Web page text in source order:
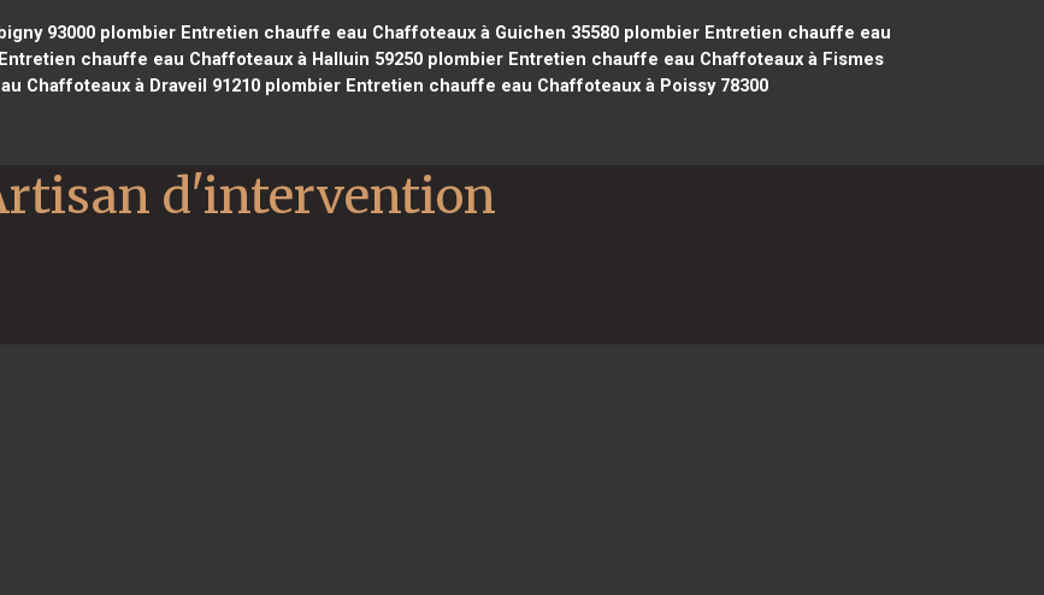
93000plombier Entretien chauffe eau Chaffoteaux à Guichen 35580plombier Entretien chauffe eau
chauffe eau Chaffoteaux à Halluin 59250 plombier Entretien chauffe eau Chaffoteaux à Fismes
Chaffoteaux à Draveil 91210 plombier Entretien chauffe eau Chaffoteaux à Poissy 78300
d'intervention